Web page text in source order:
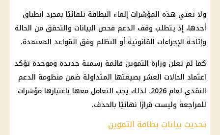
ولا تعني هذه المؤشرات إلغاء البطاقة تلقائيًا بمجرد انطباق
أحدها، إذ يتطلب وقف الدعم فحص البيانات والتحقق من الحالة
وإتاحة الإجراءات القانونية أو التظلم وفق القواعد المعتمدة.
كما لم تعلن وزارة التموين قائمة رسمية جديدة وموحدة تؤكد
اعتماد الحالات العشر بصيغتها المتداولة ضمن منظومة الدعم
النقدي
لعام 2026، لذلك يجب التعامل معها باعتبارها مؤشرات
للمراجعة وليست قرارًا نهائيًا بالحذف.
تحديث بيانات بطاقة التموين